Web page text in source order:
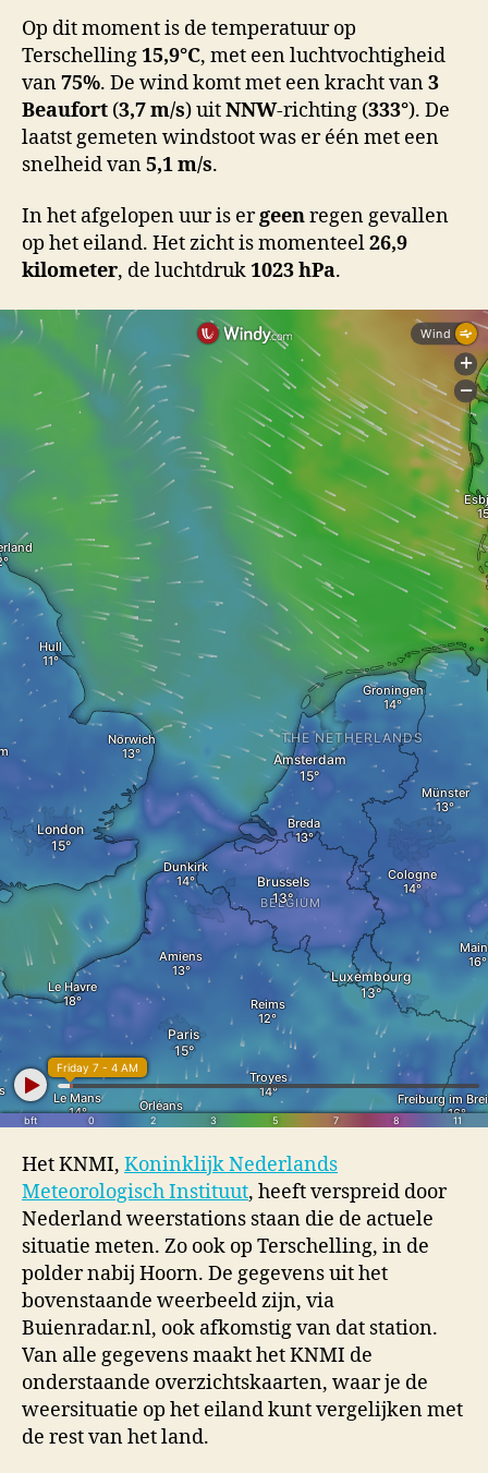
Op dit moment is de temperatuur op
Terschelling15,9°C, met een luchtvochtigheid
van75%. De wind komt met een kracht van3
Beaufort (3,7 m/s) uitNNW-richting (333°). De
laatst gemeten windstoot was er één met een
snelheid van5,1 m/s.
In het afgelopen uur is ergeenregen gevallen
op het eiland. Het zicht is momenteel26,9
kilometer, de luchtdruk1023 hPa.
Het KNMI, Koninklijk Nederlands
Meteorologisch Instituut, heeft verspreid door
Nederland weerstations staan die de actuele
situatie meten. Zo ook op Terschelling, in de
polder nabij Hoorn. De gegevens uit het
bovenstaande weerbeeld zijn, via
Buienradar.nl, ook afkomstig van dat station.
Van alle gegevens maakt het KNMI de
onderstaande overzichtskaarten, waar je de
weersituatie op het eiland kunt vergelijken met
de rest van het land.